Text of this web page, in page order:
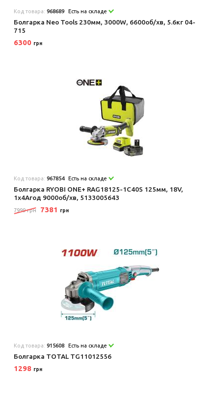
Код товара:968689 Есть на складе
Болгарка Neo Tools 230мм, 3000W, 6600об/хв, 5.6кг 04-
715
6300 грн
Код товара:967854 Есть на складе
Болгарка RYOBI ONE+ RAG18125-1C40S 125мм, 18V,
1х4Агод 9000об/хв, 5133005643
7999 грн 7381 грн
Код товара:915608 Есть на складе
Болгарка TOTAL TG11012556
1298 грн